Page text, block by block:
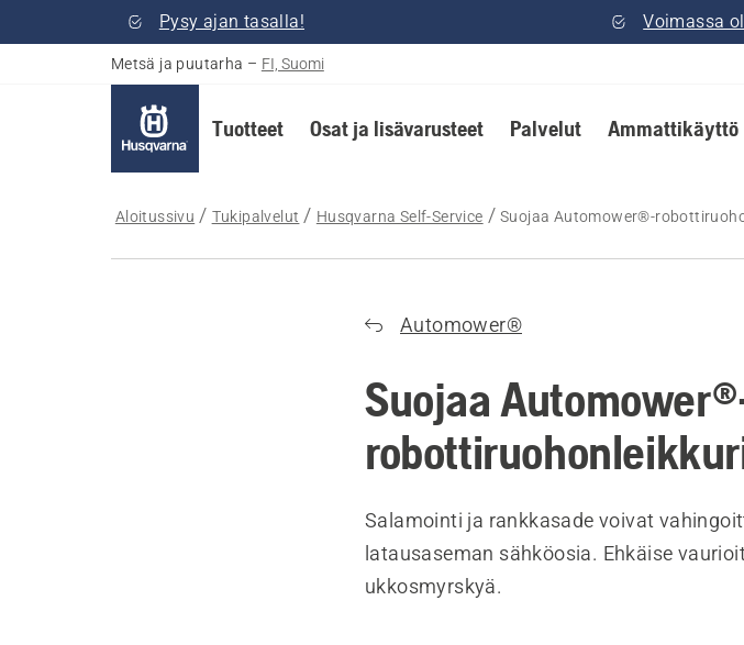
Pysy ajan tasalla! Voimassa
Metsä ja puutarha – FI, Suomi
Tuotteet Osat ja lisävarusteet Palvelut Ammattikäyttö
Aloitussivu Tukipalvelut Husqvarna Self-Service Suojaa Automower®-
Automower®
Suojaa
Salamointi ja rankkasade voivat
latausaseman sähköosia. Ehkäise
ukkosmyrskyä.